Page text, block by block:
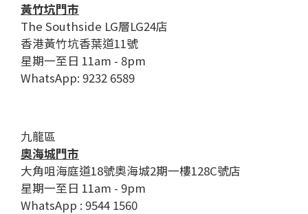
黃竹坑門市
The Southside LG層LG24店
香港黃竹坑香葉道11號
星期一至日 11am - 8pm
WhatsApp: 9232 6589
九龍區
奧海城門市
大角咀海庭道18號奧海城2期一樓128C號店
星期一至日 11am - 9pm
WhatsApp : 9544 1560